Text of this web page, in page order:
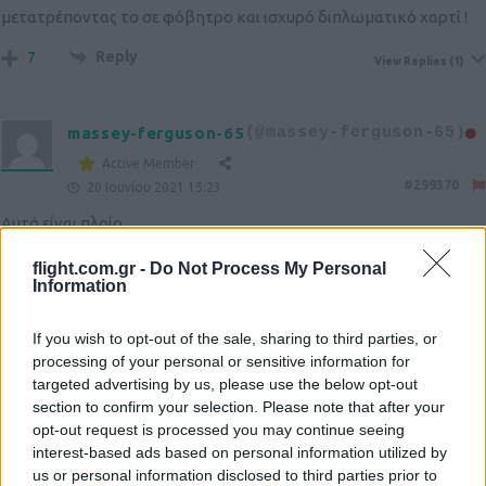
flight.com.gr - Do Not Process My Personal
Information
If you wish to opt-out of the sale, sharing to third parties, or
processing of your personal or sensitive information for
targeted advertising by us, please use the below opt-out
section to confirm your selection. Please note that after your
opt-out request is processed you may continue seeing
interest-based ads based on personal information utilized by
us or personal information disclosed to third parties prior to
μετατρέποντας το σε φόβητρο και ισχυρό διπλωματικό χαρτί !
7 Reply View Replies (1)
massey-ferguson-65 (@massey-ferguson-65)
Active Member
20 Ιουνίου 2021 15:23
Αυτό είναι πλοίο….
Μπράβο στους Ιταλούς!!!!
4 Reply
Strike-Eagle-13 (@strike-eagle-13)
Member